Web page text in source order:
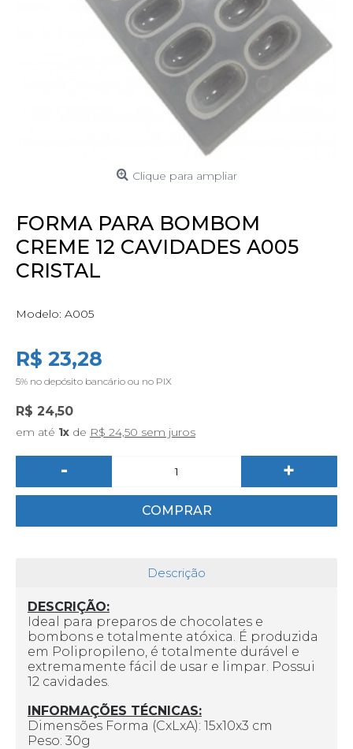
Clique para ampliar
FORMA PARA BOMBOM
CREME 12 CAVIDADES A005
CRISTAL
Modelo: A005
R$ 23,28
5% no depósito bancário ou no PIX
R$ 24,50
em até 1x de R$ 24,50 sem juros
- +
COMPRAR
Descrição
DESCRIÇÃO:
Ideal para preparos de chocolates e
bombons e totalmente atóxica. É produzida
em Polipropileno, é totalmente durável e
extremamente fácil de usar e limpar. Possui
12 cavidades.
INFORMAÇÕES TÉCNICAS:
Dimensões Forma (CxLxA): 15x10x3 cm
Peso: 30g